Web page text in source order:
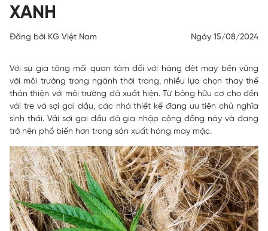
XANH
Đăng bởi KG Việt Nam Ngày 15/08/2024
Với sự gia tăng mối quan tâm đối với hàng dệt may bền vững
với môi trường trong ngành thời trang, nhiều lựa chọn thay thế
thân thiện với môi trường đã xuất hiện. Từ bông hữu cơ cho đến
vải tre và sợi gai dầu, các nhà thiết kế đang ưu tiên chủ nghĩa
sinh thái. Vải sợi gai dầu đã gia nhập cộng đồng này và đang
trở nên phổ biến hơn trong sản xuất hàng may mặc.